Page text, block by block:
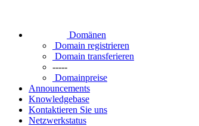
Domänen
Domain registrieren
Domain transferieren
-----
Domainpreise
Announcements
Knowledgebase
Kontaktieren Sie uns
Netzwerkstatus